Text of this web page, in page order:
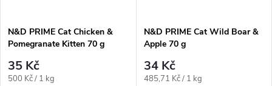
N&D PRIME Cat Chicken &
Pomegranate Kitten 70 g
35 Kč
Měrná
500 Kč / 1 kg
N&D PRIME Cat Wild Boar &
Apple 70 g
34 Kč
Měrná
485,71 Kč / 1 kg